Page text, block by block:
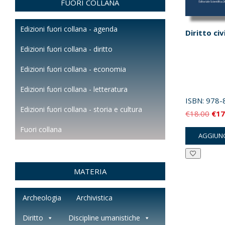
Diritto
ISBN:978-
€18.00 Il
€
FUORI COLLANA
Edizioni fuori collana - agenda
Edizioni fuori collana - diritto
Edizioni fuori collana - economia
Edizioni fuori collana - letteratura
Edizioni fuori collana - storia e cultura
Fuori collana
MATERIA
Archeologia Archivistica
Diritto Discipline umanistiche